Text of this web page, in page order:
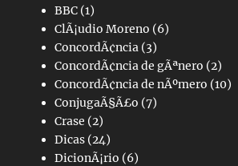
BBC (1)
ClÃ¡udio Moreno (6)
ConcordÃ¢ncia (3)
ConcordÃ¢ncia de gÃªnero (2)
ConcordÃ¢ncia de nÃºmero (10)
ConjugaÃ§Ã£o (7)
Crase (2)
Dicas (24)
DicionÃ¡rio (6)